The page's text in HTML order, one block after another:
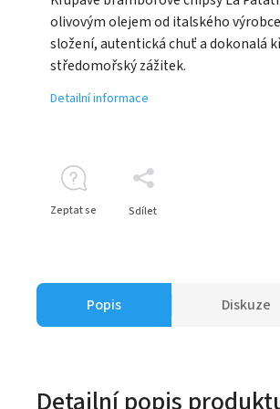
olivovým olejem od italského
složení, autentická chuť a dokonalá
středomořský zážitek.
Detailní informace
Zeptat se Sdílet
Popis Diskuze
Detailní popis